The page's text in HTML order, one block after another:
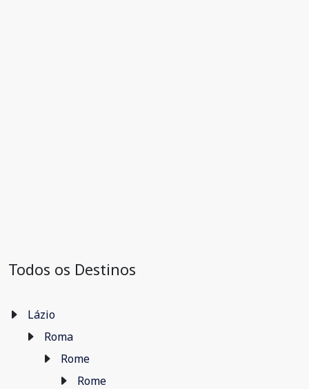
Todos os Destinos
Lázio
Roma
Rome
Rome